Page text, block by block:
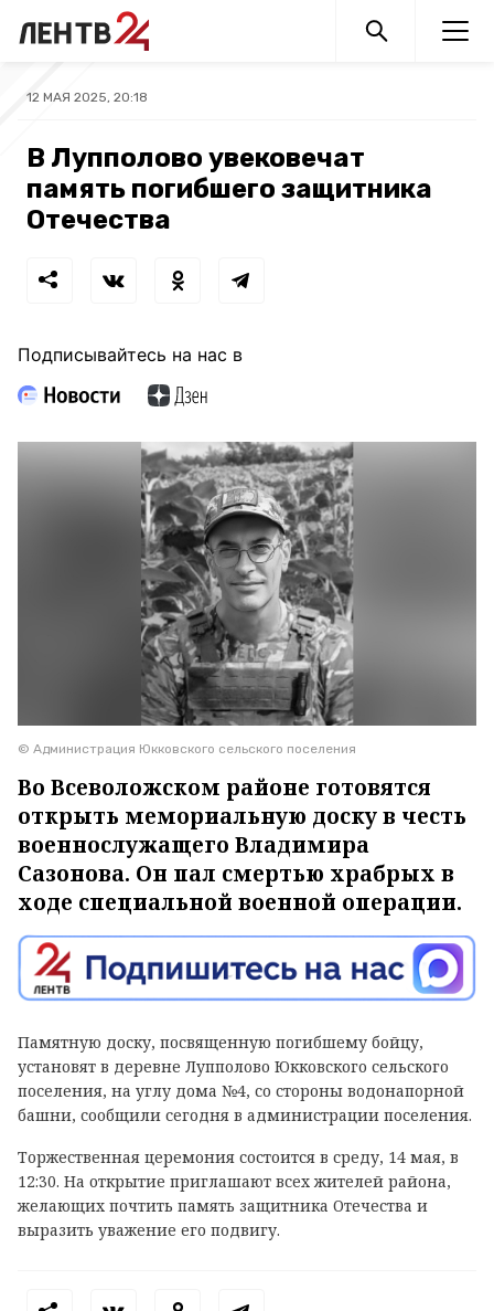
12 МАЯ 2025, 20:18
В Лупполово увековечат
память погибшего защитника
Отечества
Подписывайтесь на нас в
© Администрация Юкковского сельского поселения
Во Всеволожском районе готовятся
открыть мемориальную доску в честь
военнослужащего Владимира
Сазонова. Он пал смертью храбрых в
ходе специальной военной операции.
Памятную доску, посвященную погибшему бойцу,
установят в деревне Лупполово Юкковского сельского
поселения, на углу дома №4, со стороны водонапорной
башни, сообщили сегодня в администрации поселения.
Торжественная церемония состоится в среду, 14 мая, в
12:30. На открытие приглашают всех жителей района,
желающих почтить память защитника Отечества и
выразить уважение его подвигу.